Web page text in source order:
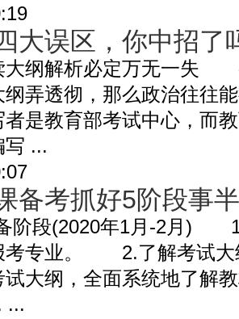
大误区，你中招了
大纲解析必定万无一失
纲弄透彻，那么政治往
是教育部考试中心，而
写 ...
备考抓好5阶段事
段(2020年1月-2月) 1.
考专业。 2.了解考试大
大纲，全面系统地了解